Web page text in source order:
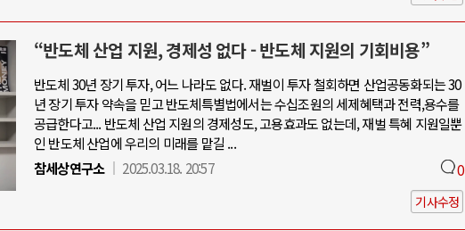
“반도체 산업 지원, 경제성 없다 - 반도체 지원의 기회비용”
반도체 30년 장기 투자, 어느 나라도 없다. 재벌이 투자 철회하면 산업공동화되는 30
년 장기 투자 약속을 믿고 반도체특별법에서는 수십조원의 세제혜택과 전력,용수를
공급한다고... 반도체 산업 지원의 경제성도, 고용효과도 없는데, 재벌 특혜 지원일뿐
인 반도체 산업에 우리의 미래를 맡길 ...
참세상연구소
2025.03.18. 20:57 0
기사수정